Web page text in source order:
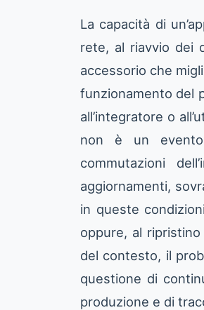
La capacità di
rete, al riavvio dei
accessorio che
funzionamento del
all’integratore o
non è un evento
commutazioni
aggiornamenti,
in queste
oppure, al
del contesto, il
questione di
produzione e di